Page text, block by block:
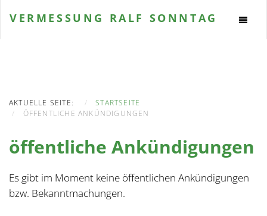
VERMESSUNG RALF SONNTAG
AKTUELLE SEITE:
STARTSEITE
ÖFFENTLICHE ANKÜNDIGUNGEN
öffentliche Ankündigungen
Es gibt im Moment keine öffentlichen Ankündigungen
bzw. Bekanntmachungen.